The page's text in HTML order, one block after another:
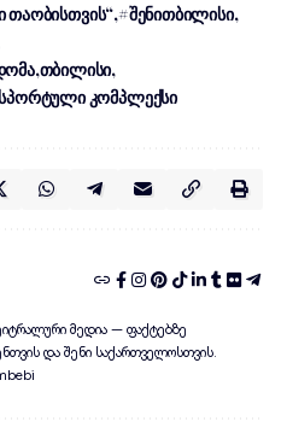
#შენითბილისი
თბილისი
კომპლექსი
მედია — ფაქტებზე
და შენი საქართველოსთვის.